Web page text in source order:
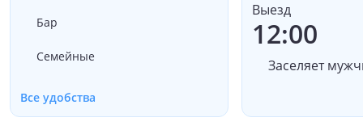
Бар
Семейные
Все удобства
Выезд
12:00
Заселяет